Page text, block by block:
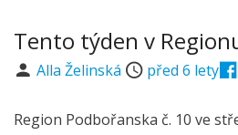
Tento týden v
Alla Želinská před 6 lety
Region Podbořanska č. 10 ve